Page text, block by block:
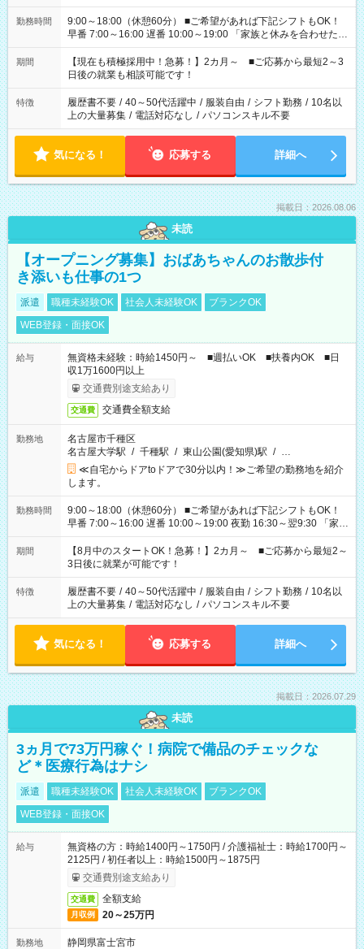
勤務時間
9:00～18:00（休憩60分） ■ご希望があれば下記シフトもOK！
早番 7:00～16:00 遅番 10:00～19:00 「家族と休みを合わせた
い」 「余裕を持って夕飯の準備がしたい」 「できれば残業はし
たくない」 など、ご希望を教えてくださいね。 ※Wワーク希望
の方へ 今ご覧のお仕事で希望する勤務時間と、もう1つのお仕事
の勤務時間。 合計で週40時間を超える場合は応募できません。
期間
【現在も積極採用中！急募！】2カ月～ ■ご応募から最短2～3
日後の就業も相談可能です！
特徴 履歴書不要 / 40～50代活躍中 / 服装自由 / シフト勤務 / 10名以
上の大量募集 / 電話対応なし / パソコンスキル不要
気になる！ 応募する 詳細へ
掲載日：2026.08.06
未読
【オープニング募集】おばあちゃんのお散歩付
き添いも仕事の1つ
派遣 職種未経験OK 社会人未経験OK
ブランクOK
WEB登録・面接OK
給与
無資格未経験：時給1450円～ ■週払いOK ■扶養内OK ■日
収1万1600円以上
交通費別途支給あり
交通費 交通費全額支給
勤務地
名古屋市千種区
名古屋大学駅 / 千種駅 / 東山公園(愛知県)駅 / …
≪自宅からドアtoドアで30分以内！≫ご希望の勤務地を紹介
します。
勤務時間
9:00～18:00（休憩60分） ■ご希望があれば下記シフトもOK！
早番 7:00～16:00 遅番 10:00～19:00 夜勤 16:30～翌9:30 「家族
と休みを合わせたい」 「余裕を持って夕飯の準備がしたい」
「できれば残業はしたくない」 など、ご希望を教えてください
ね。 ※Wワーク希望の方へ 今ご覧のお仕事で希望する勤務時間
と、もう1つのお仕事の勤務時間。 合計で週40時間を超える場
合は応募できません。
期間
【8月中のスタートOK！急募！】2カ月～ ■ご応募から最短2～
3日後に就業が可能です！
特徴 履歴書不要 / 40～50代活躍中 / 服装自由 / シフト勤務 / 10名以
上の大量募集 / 電話対応なし / パソコンスキル不要
気になる！ 応募する 詳細へ
掲載日：2026.07.29
未読
3ヵ月で73万円稼ぐ！病院で備品のチェックな
ど＊医療行為はナシ
派遣 職種未経験OK 社会人未経験OK
ブランクOK
WEB登録・面接OK
給与
無資格の方：時給1400円～1750円 / 介護福祉士：時給1700円～
2125円 / 初任者以上：時給1500円～1875円
交通費別途支給あり
交通費 全額支給
月収例 20～25万円
勤務地
静岡県富士宮市